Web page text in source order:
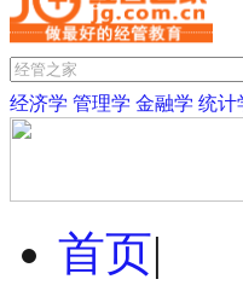
经济学 管理学 金融学 统计
首页|